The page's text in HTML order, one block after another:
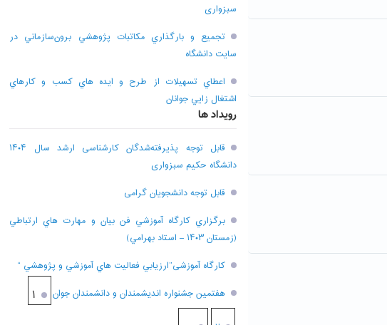
سبزواری
تجميع و بارگذاري مکاتبات پژوهشي برون‌سازماني در
سايت دانشگاه
اعطاي تسهيلات از طرح و ايده هاي کسب و کارهاي
اشتغال زايي جوانان
رویداد ها
قابل توجه پذیرفته‌شدگان کارشناسی ارشد سال ۱۴۰۴
دانشگاه حکیم سبزواری
قابل توجه دانشجویان گرامی
برگزاري کارگاه آموزشي فن بيان و مهارت هاي ارتباطي
(زمستان ۱۴۰۳ – استاد بهرامي)
کارگاه آموزشی”ارزيابي فعاليت هاي آموزشي و پژوهشي “
هفتمين جشنواره انديشمندان و دانشمندان جوان
۱